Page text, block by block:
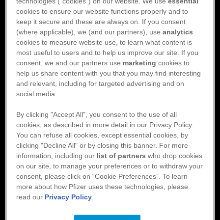
la in
yers Squibbs
Så här går
Reklamation:
direkt på
laboratoriedatabaser för att inkludera patienter med förmaksflimmer
som påbörjade behandling med OAK och hade tillgängliga
kreatininvärden. Patienterna följdes under två år för att utvärdera
förekomsten av stroke/tromboembolism och större blödningar.
Bland de inkluderade patienterna hade 13.7% en uppskattad
glomerulär filtrationshastighet (eGFR) på 30–49 mL/min/1.73 m²
och 2.2% hade en eGFR under 30 mL/min/1.73 m². Patienter med
nedsatt njurfunktion hade en lägre nivå av hemoglobin, högre ålder,
och var mer benägna att få reducerad dos av DOAK.
Metodologi: Studien använde data från flera danska nationella
register och laboratoriedatabaser för att inkludera patienter med
förmaksflimmer som påbörjade behandling med OAK och hade
tillgängliga kreatininvärden. Patienterna följdes under två år för att
utvärdera förekomsten av stroke/tromboembolism och större
blödningar
Ladda ned pdf
cookies to ensure our website functions properly and to
keep it secure and these are always on. If you consent
(where applicable), we (and our partners), useanalytics
cookies to measure website use, to learn what content is
most useful to users and to help us improve our site. If you
consent, we and our partners use marketing cookies to
help us share content with you that you may find interesting
and relevant, including for targeted advertising and on
social media.
By clicking "Accept All", you consent to the use of all
cookies, as described in more detail in our Privacy Policy.
You can refuse all cookies, except essential cookies, by
clicking "Decline All" or by closing this banner. For more
information, including our list of partners who drop cookies
on our site, to manage your preferences or to withdraw your
consent, please click on “Cookie Preferences”. To learn
more about how Pfizer uses these technologies, please
read our Privacy Policy.